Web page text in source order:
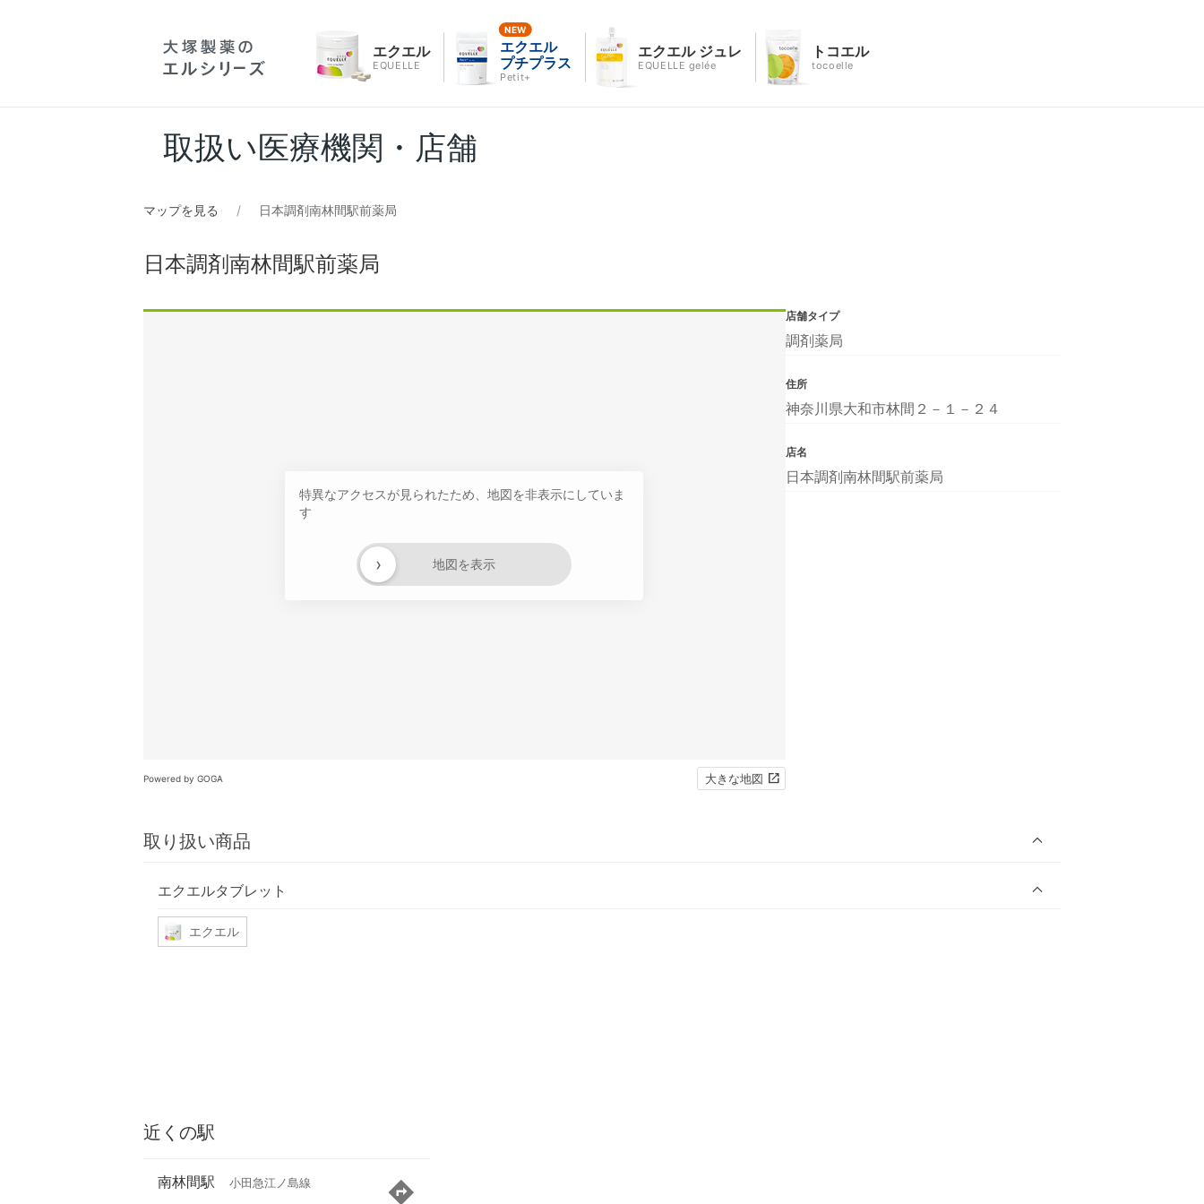
エクエル
EQUELLE
エクエル
プチプラス
Petit+
エクエル ジュレ
EQUELLE gelée
トコエル
tocoelle
取扱い医療機関・店舗
マップを見る 日本調剤南林間駅前薬局
日本調剤南林間駅前薬局
特異なアクセスが見られたため、地図を非表示にしていま
す
地図を表示
›
Powered by GOGA 大きな地図
取り扱い商品
エクエルタブレット
エクエル
店舗タイプ
調剤薬局
住所
神奈川県大和市林間２－１－２４
店名
日本調剤南林間駅前薬局
近くの駅
南林間駅 小田急江ノ島線